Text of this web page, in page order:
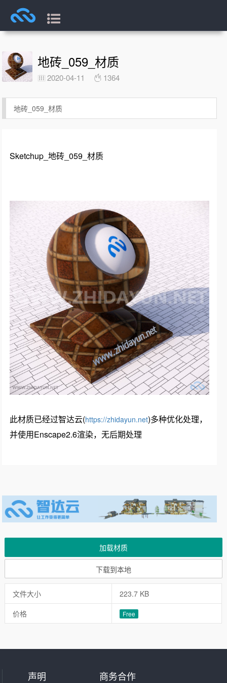
地砖_059_材质
2020-04-11 1364
地砖_059_材质
Sketchup_地砖_059_材质
此材质已经过智达云(https://zhidayun.net)多种优化处理，
并使用Enscape2.6渲染，无后期处理
加载材质
下载到本地
文件大小
223.7 KB
价格
Free
声明 商务合作